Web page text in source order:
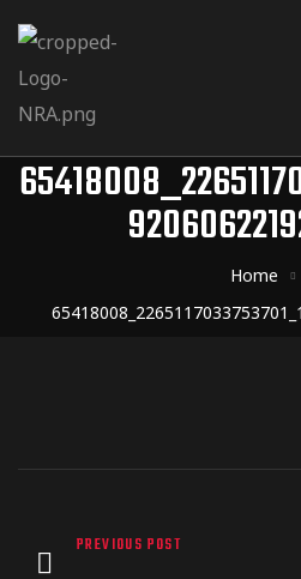
Home
PREVIOUS POST